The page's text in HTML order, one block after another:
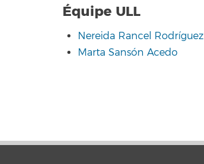
Équipe ULL
Nereida Rancel Rodríguez
Marta Sansón Acedo